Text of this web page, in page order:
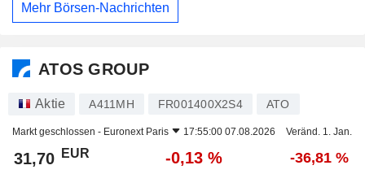
Mehr Börsen-Nachrichten
ATOS GROUP
Aktie A411MH FR001400X2S4 ATO
Markt geschlossen - Euronext Paris 17:55:00 07.08.2026 Veränd. 1. Jan.
31,70 EUR -0,13 % -36,81 %